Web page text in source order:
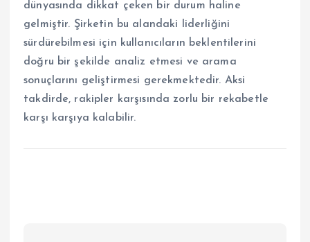
dünyasında dikkat çeken bir durum haline
gelmiştir. Şirketin bu alandaki liderliğini
sürdürebilmesi için kullanıcıların beklentilerini
doğru bir şekilde analiz etmesi ve arama
sonuçlarını geliştirmesi gerekmektedir. Aksi
takdirde, rakipler karşısında zorlu bir rekabetle
karşı karşıya kalabilir.